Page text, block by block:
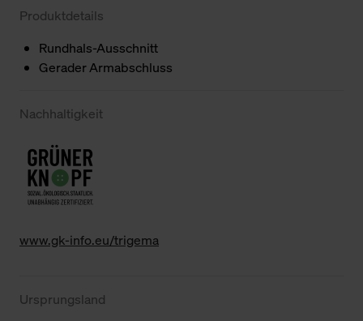
Produktdetails
Rundhals-Ausschnitt
Gerader Armabschluss
Nachhaltigkeit
www.gk-info.eu/trigema
Ursprungsland